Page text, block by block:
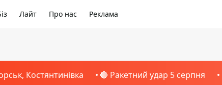
Лайт Про нас Реклама
Костянтинівка 🔴 Ракетний удар 5 серпня